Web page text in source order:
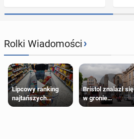
Rolki Wiadomości›
Lipcowy ranking
najtańszych
supermarketów
Bristol znalazł się
w gronie
najlepszych